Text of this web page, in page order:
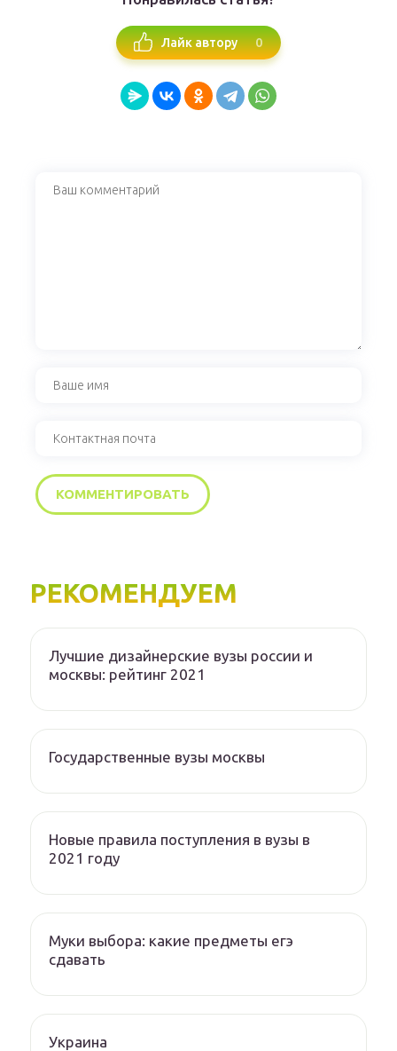
Лайк автору 0
РЕКОМЕНДУЕМ
Лучшие дизайнерские вузы россии и
москвы: рейтинг 2021
Государственные вузы москвы
Новые правила поступления в вузы в
2021 году
Муки выбора: какие предметы егэ
сдавать
Украина